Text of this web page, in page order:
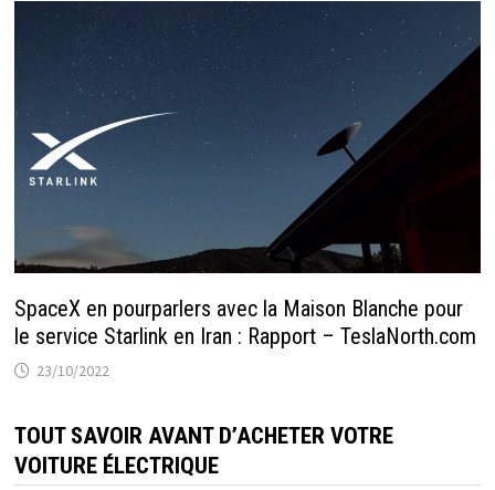
SpaceX en pourparlers avec la Maison Blanche pour
le service Starlink en Iran : Rapport – TeslaNorth.com
23/10/2022
TOUT SAVOIR AVANT D’ACHETER VOTRE
VOITURE ÉLECTRIQUE